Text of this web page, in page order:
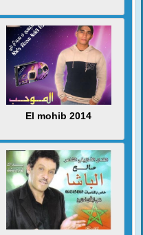
El mohib 2014